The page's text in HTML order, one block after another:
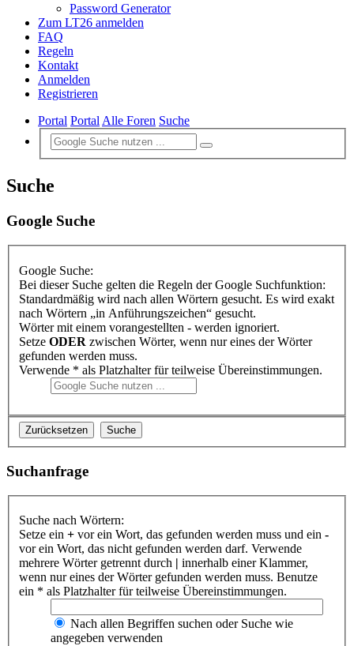
Password Generator
Zum LT26 anmelden
FAQ
Regeln
Kontakt
Anmelden
Registrieren
Portal Portal Alle Foren Suche
Suche
Google Suche
Google Suche:
Bei dieser Suche gelten die Regeln der Google Suchfunktion:
Standardmäßig wird nach allen Wörtern gesucht. Es wird exakt
nach Wörtern „in Anführungszeichen“ gesucht.
Wörter mit einem vorangestellten - werden ignoriert.
Setze ODER zwischen Wörter, wenn nur eines der Wörter
gefunden werden muss.
Verwende * als Platzhalter für teilweise Übereinstimmungen.
Suchanfrage
Suche nach Wörtern:
Setze ein + vor ein Wort, das gefunden werden muss und ein -
vor ein Wort, das nicht gefunden werden darf. Verwende
mehrere Wörter getrennt durch | innerhalb einer Klammer,
wenn nur eines der Wörter gefunden werden muss. Benutze
ein * als Platzhalter für teilweise Übereinstimmungen.
Nach allen Begriffen suchen oder Suche wie
angegeben verwenden